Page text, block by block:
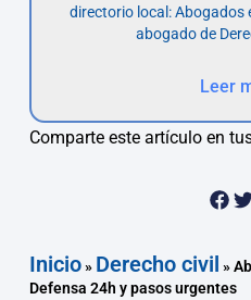
directorio local: Abogados
abogado de
Leer
Comparte este artículo en
Inicio» Derecho civil »
Defensa 24h y pasos urgentes